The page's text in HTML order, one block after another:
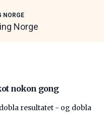
NORGE
Norge
nokon gong
resultatet - og dobla